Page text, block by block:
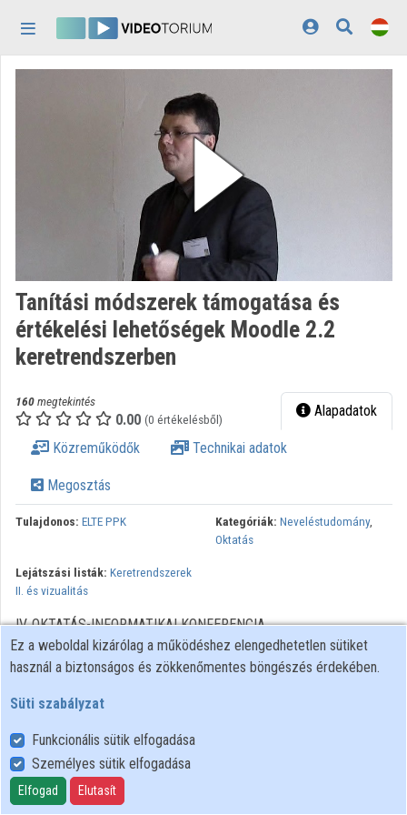
Közreműködők
Megjelenés:világos
Tanítási módszerek támogatása és
értékelési lehetőségek Moodle 2.2
keretrendszerben
160megtekintés
0.00 (0 értékelésből) Alapadatok
Közreműködők Technikai adatok
Megosztás
Tulajdonos: ELTE PPK Kategóriák: Neveléstudomány,
Oktatás
Lejátszási listák: Keretrendszerek
II. és vizualitás
IV. OKTATÁS-INFORMATIKAI KONFERENCIA
Felhasználói szabályzat
Adatkezelési tájékoztató
Süti szabályzat
Ez a weboldal kizárólag a működéshez elengedhetetlen sütiket
használ a biztonságos és zökkenőmentes böngészés érdekében.
Süti szabályzat
Funkcionális sütik elfogadása
Személyes sütik elfogadása
Elfogad Elutasít